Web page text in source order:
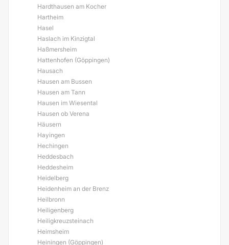
Hardthausen am Kocher
Hartheim
Hasel
Haslach im Kinzigtal
Haßmersheim
Hattenhofen (Göppingen)
Hausach
Hausen am Bussen
Hausen am Tann
Hausen im Wiesental
Hausen ob Verena
Häusern
Hayingen
Hechingen
Heddesbach
Heddesheim
Heidelberg
Heidenheim an der Brenz
Heilbronn
Heiligenberg
Heiligkreuzsteinach
Heimsheim
Heiningen (Göppingen)